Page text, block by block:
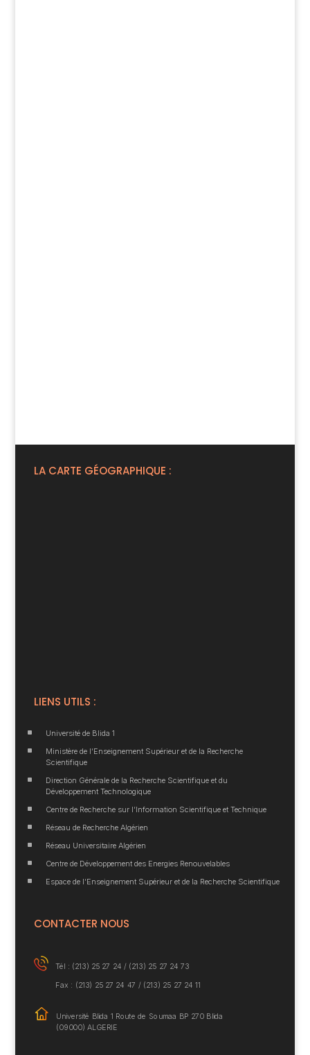
LA CARTE GÉOGRAPHIQUE :
LIENS UTILS :
^ Université de Blida 1
^
Ministère de l’Enseignement Supérieur et de la Recherche
Scientifique
^
Direction Générale de la Recherche Scientifique et du
Développement Technologique
^ Centre de Recherche sur l’Information Scientifique et Technique
^ Réseau de Recherche Algérien
^ Réseau Universitaire Algérien
^ Centre de Développement des Energies Renouvelables
^ Espace de l’Enseignement Supérieur et de la Recherche Scientifique
CONTACTER NOUS
Tél : (213) 25 27 24 / (213) 25 27 24 73
Fax : (213) 25 27 24 47 / (213) 25 27 24 11
Université Blida 1 Route de Soumaa BP 270 Blida
(09000) ALGERIE